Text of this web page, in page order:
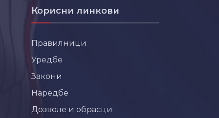
Корисни линкови
Правилници
Уредбе
Закони
Наредбе
Дозволе и обрасци